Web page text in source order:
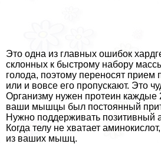
Это одна из главных ошибок
склонных к быстрому набору
голода, поэтому переносят прием
или и вовсе его пропускают. Это
Организму нужен протеин каждые
ваши мышцы был постоянный
Нужно поддерживать позитивный
Когда телу не хватает
из ваших мышц.